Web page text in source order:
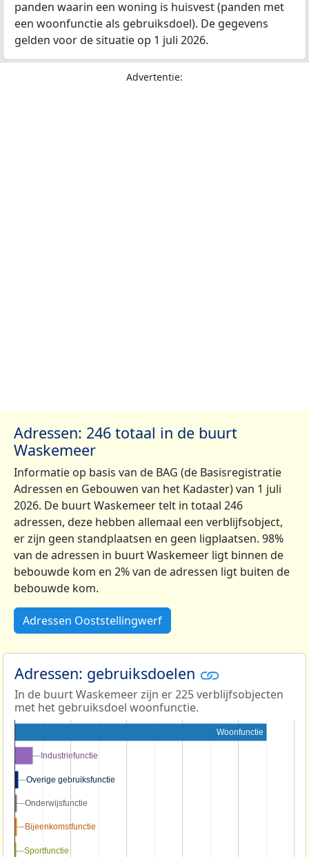
panden waarin een woning is huisvest (panden met
een woonfunctie als gebruiksdoel). De gegevens
gelden voor de situatie op 1 juli 2026.
Advertentie:
Adressen: 246 totaal in de buurt
Waskemeer
Informatie op basis van de BAG (de Basisregistratie
Adressen en Gebouwen van het Kadaster) van 1 juli
2026. De buurt Waskemeer telt in totaal 246
adressen, deze hebben allemaal een verblijfsobject,
er zijn geen standplaatsen en geen ligplaatsen. 98%
van de adressen in buurt Waskemeer ligt binnen de
bebouwde kom en 2% van de adressen ligt buiten de
bebouwde kom.
Adressen Ooststellingwerf
Adressen: gebruiksdoelen
In de buurt Waskemeer zijn er 225 verblijfsobjecten
met het gebruiksdoel woonfunctie.
Woonfunctie
Industriefunctie
Industriefunctie
Overige gebruiksfunctie
Overige gebruiksfunctie
Onderwijsfunctie
Onderwijsfunctie
Bijeenkomstfunctie
Bijeenkomstfunctie
Sportfunctie
Sportfunctie